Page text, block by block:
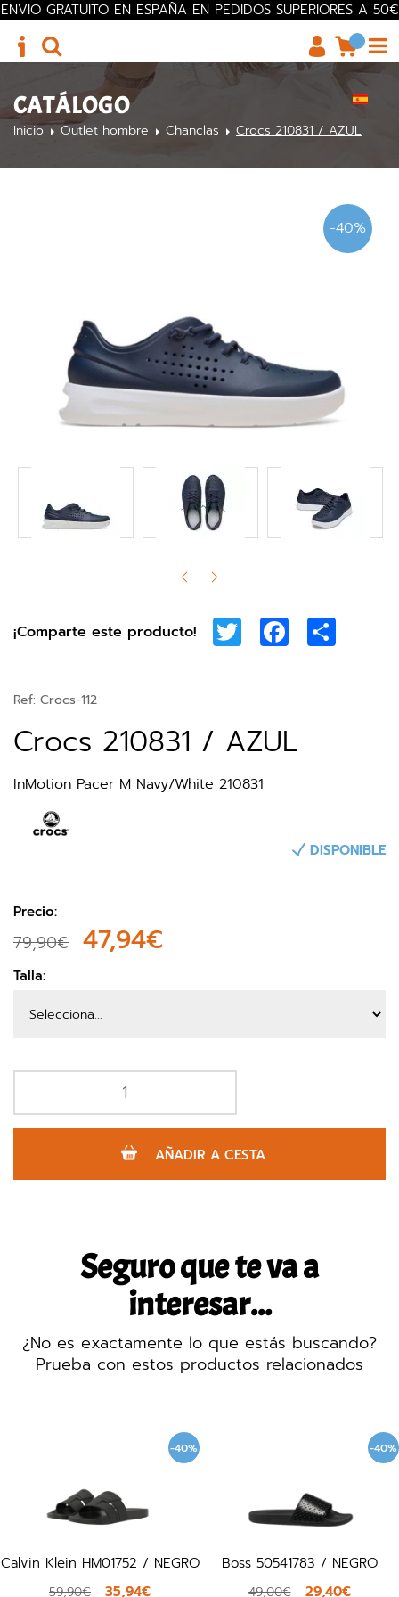
ENVIO GRATUITO EN ESPAÑA EN PEDIDOS SUPERIORES A 50€
CATÁLOGO
Inicio Outlet hombre Chanclas Crocs 210831 / AZUL
-40%
¡Comparte este producto! Twitter Facebook
Ref: Crocs-112
Crocs 210831 / AZUL
InMotion Pacer M Navy/White 210831
DISPONIBLE
Precio:
79,90€ 47,94€
Talla:
AÑADIR A CESTA
Seguro que te va a
interesar...
¿No es exactamente lo que estás buscando?
Prueba con estos productos relacionados
-40%
Calvin Klein HM01752 / NEGRO
59,90€ 35,94€
-40%
Boss 50541783 / NEGRO
49,00€ 29,40€